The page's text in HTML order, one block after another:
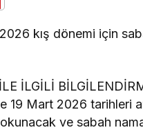
kış dönemi için
İLGİLİ
19 Mart 2026 tarihleri
ve sabah